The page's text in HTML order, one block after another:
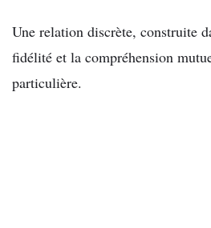
Une relation discrète, construite
fidélité et la compréhension
particulière.